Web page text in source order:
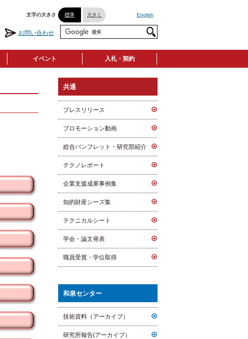
標準 大きく English
文字の大きさ
お問い合わせ
イベント 入札・契約
共通
プレスリリース
プロモーション動画
総合パンフレット・研究部紹介
テクノレポート
企業支援成果事例集
知的財産シーズ集
テクニカルシート
学会・論文発表
職員受賞・学位取得
和泉センター
技術資料（アーカイブ）
研究所報告(アーカイブ）